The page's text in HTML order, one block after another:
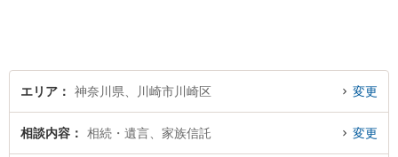
エリア 神奈川県、川崎市川崎区 変更
相談内容 相続・遺言、家族信託 変更